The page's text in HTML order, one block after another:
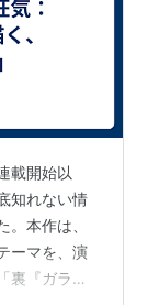
載開始以
知れない情
本作は、
ーマを、演
裏『ガラス